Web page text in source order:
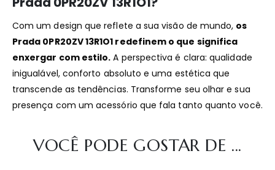
Com um design que reflete a sua visão de mundo, os
Prada 0PR20ZV 13R1O1 redefinem o que significa
enxergar com estilo. A perspectiva é clara: qualidade
inigualável, conforto absoluto e uma estética que
transcende as tendências. Transforme seu olhar e sua
presença com um acessório que fala tanto quanto você.
VOCÊ PODE GOSTAR DE ...